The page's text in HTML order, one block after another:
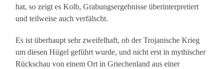
hat, so zeigt es Kolb, Grabungsergebnisse überinterpretiert
und teilweise auch verfälscht.
Es ist überhaupt sehr zweifelhaft, ob der Trojanische Krieg
um diesen Hügel geführt wurde, und nicht erst in mythischer
Rückschau von einem Ort in Griechenland aus einer